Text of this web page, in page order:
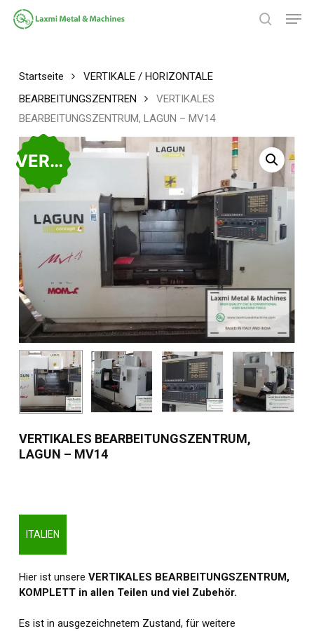
Zum
Hauptinhalt
Startseite
VERTIKALE / HORIZONTALE
BEARBEITUNGSZENTREN
VERTIKALES
BEARBEITUNGSZENTRUM, LAGUN – MV14
VERKAUFT
VERTIKALES BEARBEITUNGSZENTRUM,
LAGUN – MV14
ITALIEN
Hier ist unsere VERTIKALES BEARBEITUNGSZENTRUM,
KOMPLETT in allen Teilen und viel Zubehör.
Es ist in ausgezeichnetem Zustand, für weitere